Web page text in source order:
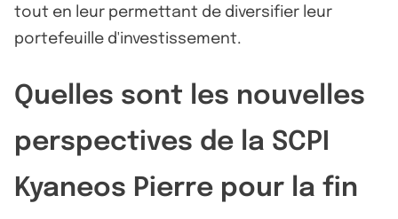
tout en leur permettant de diversifier leur
portefeuille d'investissement.
Quelles sont les nouvelles
perspectives de la SCPI
Kyaneos Pierre pour la fin